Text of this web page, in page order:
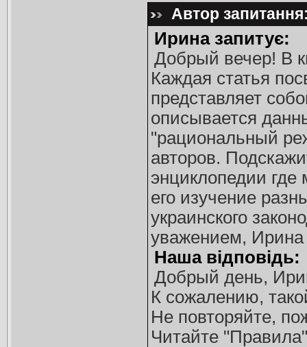
Автор
Ирина запитує:
Добрый вечер! В
Каждая статья
представляет
описывается
"рациональный
авторов.
энциклопедии
его изучение
украинского
уважением, Ирина
Наша відповідь:
Добрый день,
К сожалению,
Не повторяйте,
Читайте